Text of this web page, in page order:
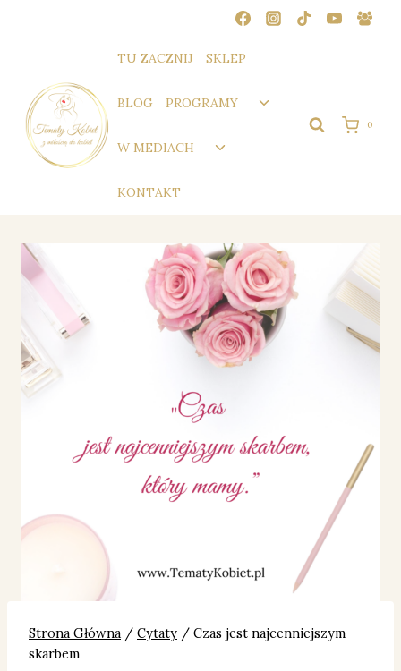
TU ZACZNIJ SKLEP
BLOG PROGRAMY
Przełącz
podrzędne
W MEDIACH
Przełącz
KONTAKT
0
Strona Główna / Cytaty / Czas jest najcenniejszym
skarbem